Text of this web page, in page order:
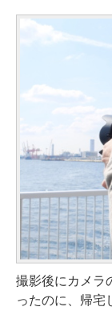
撮影後にカメラ
ったのに、帰宅